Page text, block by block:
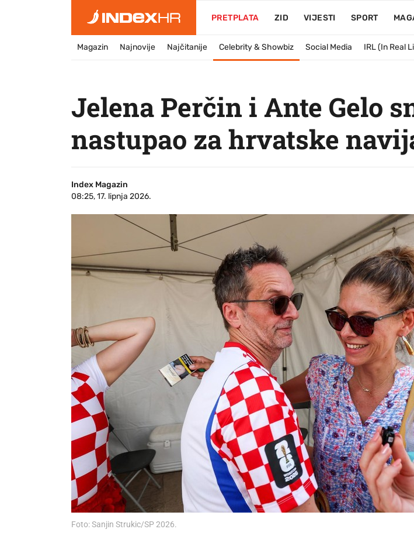
PRETPLATA ZID VIJESTI SPORT
Magazin Najnovije Najčitanije Celebrity & Showbiz Social Media IRL (In Real
Jelena Perčin i Ante Gelo
nastupao za hrvatske
Index Magazin
08:25, 17. lipnja 2026.
Foto: Sanjin Strukic/SP 2026.